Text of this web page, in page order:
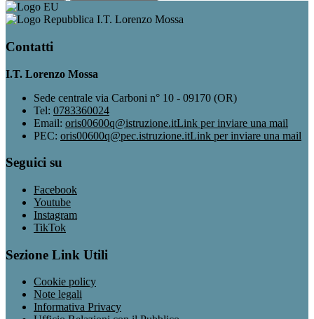
I.T. Lorenzo Mossa
Contatti
I.T. Lorenzo Mossa
Sede centrale via Carboni n° 10 - 09170 (OR)
Tel: 0783360024
Email: oris00600q@istruzione.itLink per inviare una mail
PEC: oris00600q@pec.istruzione.itLink per inviare una mail
Seguici su
Facebook
Youtube
Instagram
TikTok
Sezione Link Utili
Cookie policy
Note legali
Informativa Privacy